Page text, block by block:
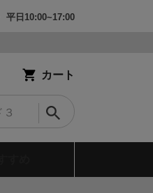
平日10:00~17:00
カート